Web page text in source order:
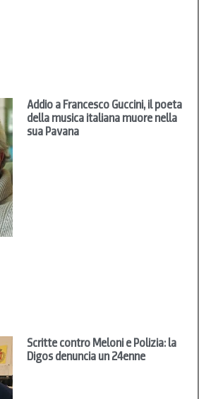
Addio a Francesco Guccini, il poeta
della musica italiana muore nella
sua Pavana
Scritte contro Meloni e Polizia: la
Digos denuncia un 24enne